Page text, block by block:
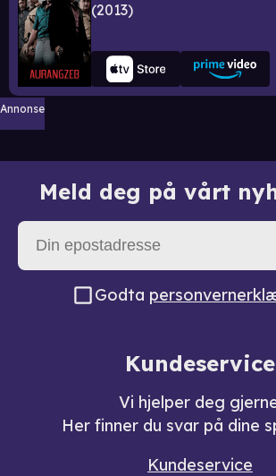
2013
Annonse
Meld deg på vårt
Godta
Kundeservice
Vi hjelper deg
Her finner du svar på dine
Kundeservice